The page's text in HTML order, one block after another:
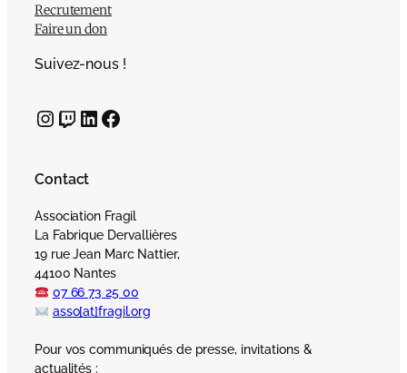
Recrutement
Faire un don
Suivez-nous !
InstagramTwitch LinkedIn Facebook
Contact
Association Fragil
La Fabrique Dervallières
19 rue Jean Marc Nattier,
44100 Nantes
07 66 73 25 00
asso[at]fragil.org
Pour vos communiqués de presse, invitations &
actualités :